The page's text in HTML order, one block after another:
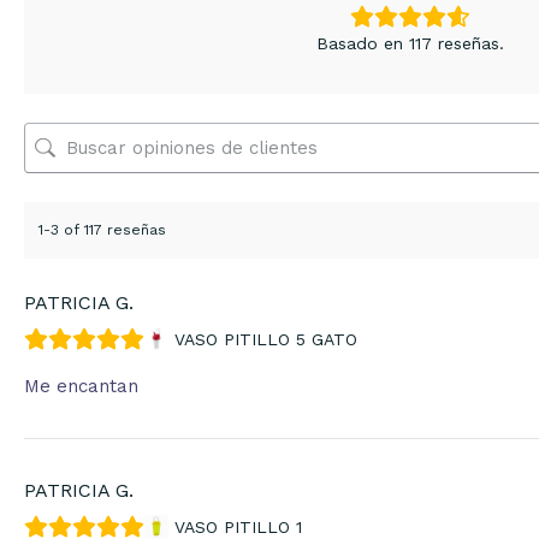
Basado en 117 reseñas.
1-3 of 117 reseñas
PATRICIA G.
VASO PITILLO 5 GATO
Me encantan
PATRICIA G.
VASO PITILLO 1